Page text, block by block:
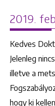
2019.
Kedves
Jelenleg
illetve a
hogy ki